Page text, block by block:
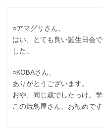
○アマグリさん、
はい、とても良い誕生日会
した。
○KOBAさん、
ありがとうございます。
おや、同じ歳でしたっけ。
この焼鳥屋さん、お勧めです